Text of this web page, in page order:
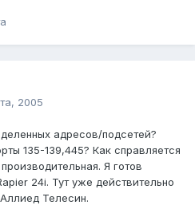
2005
адресов/подсетей?
135-139,445? Как справляется
Я готов
24i. Тут уже действительно
Телесин.